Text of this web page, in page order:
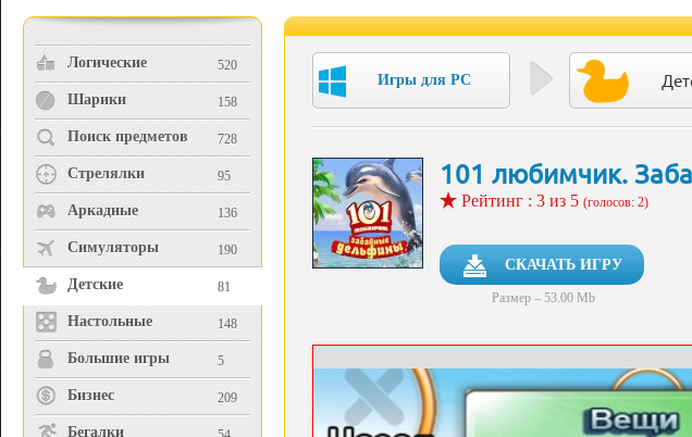
Логические 520
Шарики 158
Поиск предметов 728
Стрелялки 95
Аркадные 136
Симуляторы 190
Детские 81
Настольные 148
Большие игры 5
Бизнес 209
Бегалки
Игры для PC
101 любимчик.
Рейтинг : 3 из 5 (голосов: 2)
СКАЧАТЬ ИГРУ
Размер – 53.00 Mb